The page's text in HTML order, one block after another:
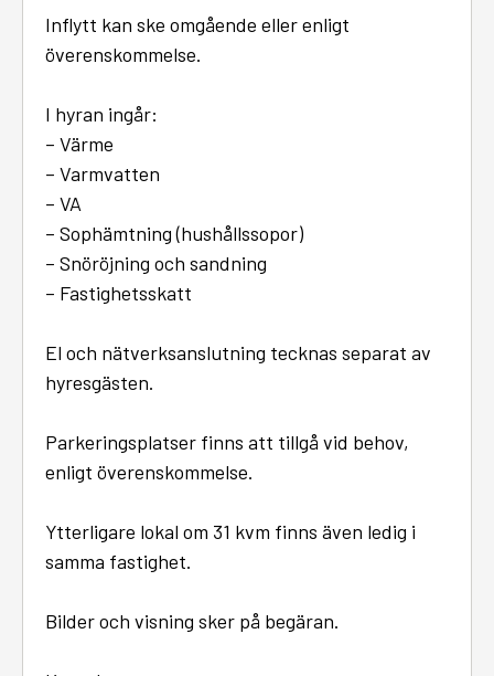
Inflytt kan ske omgående eller enligt
överenskommelse.
I hyran ingår:
– Värme
– Varmvatten
– VA
– Sophämtning (hushållssopor)
– Snöröjning och sandning
– Fastighetsskatt
El och nätverksanslutning tecknas separat av
hyresgästen.
Parkeringsplatser finns att tillgå vid behov,
enligt överenskommelse.
Ytterligare lokal om 31 kvm finns även ledig i
samma fastighet.
Bilder och visning sker på begäran.